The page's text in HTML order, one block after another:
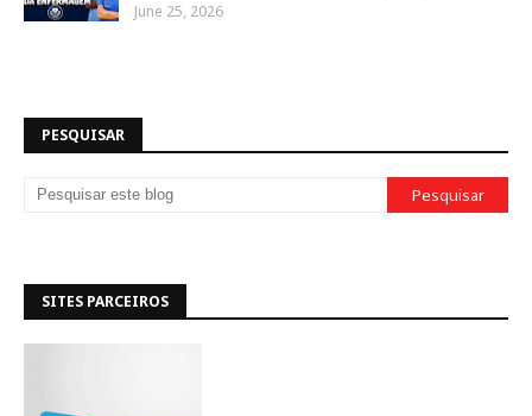
June 25, 2026
PESQUISAR
SITES PARCEIROS